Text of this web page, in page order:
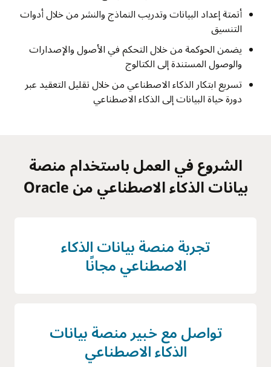
أتمتة إعداد البيانات وتدريب النماذج والنشر من خلال أدوات
التنسيق
يضمن الحوكمة من خلال التحكم في الأصول والإصدارات
والوصول المستندة إلى الكتالوج
تسريع ابتكار الذكاء الاصطناعي من خلال تقليل التعقيد عبر
دورة حياة البيانات إلى الذكاء الاصطناعي
الشروع في العمل باستخدام منصة
بيانات الذكاء الاصطناعي من Oracle
تجربة منصة بيانات الذكاء
الاصطناعي مجانًا
تواصل مع خبير منصة بيانات
الذكاء الاصطناعي